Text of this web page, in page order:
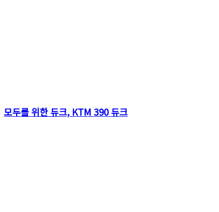
모두를 위한 듀크, KTM 390 듀크